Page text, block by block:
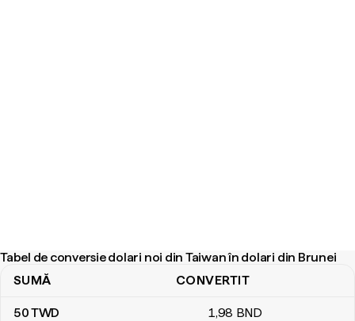
Tabel de conversie dolari noi din Taiwan în dolari din Brunei
Tabel de conversie dolari noi din Taiwan în dolari din Brunei
SUMĂ CONVERTIT
50TWD 1,98 BND